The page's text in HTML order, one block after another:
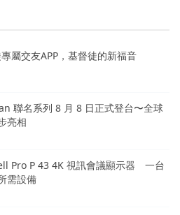
屬交友APP，基督徒的新福音
聯名系列 8 月 8 日正式登台〜全球
亮相
Pro P 43 4K 視訊會議顯示器 一台
需設備